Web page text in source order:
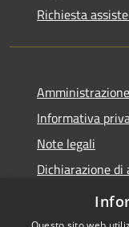
Richiesta
Informativa
Note legali
Dichiarazione di
Moduli Privacy